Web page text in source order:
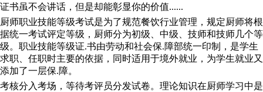
证书虽不会讲话，但是却能彰显你的价值......
厨师职业技能等级考试是为了规范餐饮行业管理，规定厨师将根
据统一考试评定等级，厨师分为初级、中级、技师和技师几个等
级。职业技能等级证.书由劳动和社会保.障部统一印制，是学生
求职、任职时主要的依据，同时适用于境外就业，为学生就业又
添加了一层保.障。
考核分入考场，等待考评员分发试卷。理论知识在厨师学习中是